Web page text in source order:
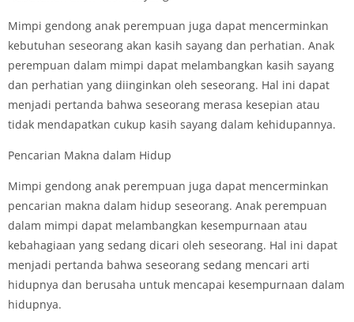
Mimpi gendong anak perempuan juga dapat mencerminkan
kebutuhan seseorang akan kasih sayang dan perhatian. Anak
perempuan dalam mimpi dapat melambangkan kasih sayang
dan perhatian yang diinginkan oleh seseorang. Hal ini dapat
menjadi pertanda bahwa seseorang merasa kesepian atau
tidak mendapatkan cukup kasih sayang dalam kehidupannya.
Pencarian Makna dalam Hidup
Mimpi gendong anak perempuan juga dapat mencerminkan
pencarian makna dalam hidup seseorang. Anak perempuan
dalam mimpi dapat melambangkan kesempurnaan atau
kebahagiaan yang sedang dicari oleh seseorang. Hal ini dapat
menjadi pertanda bahwa seseorang sedang mencari arti
hidupnya dan berusaha untuk mencapai kesempurnaan dalam
hidupnya.